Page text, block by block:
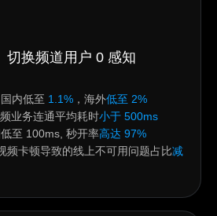
切换频道用户 0 感知
内低至 1.1% ，海外低至 2%
业务连通平均耗时小于 500ms
至 100ms, 秒开率高达 97%
频卡顿导致的线上不可用问题占比减